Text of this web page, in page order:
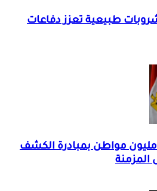
طبيعية تعزز دفاعات
أكثر من 20 مليون مواطن بمبادرة الكشف
المزمنة